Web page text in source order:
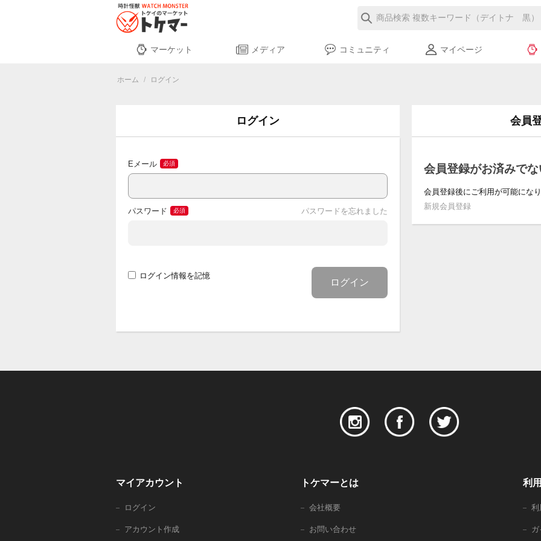
マーケット メディア コミュニティ マイページ
ホーム / ログイン
ログイン
Eメール
パスワード パスワードを忘れました
ログイン
ログイン情報を記憶
会員
会員登録がお済みで
会員登録後にご利用が可能になり
新規会員登録
マイアカウント
ログイン
アカウント作成
トケマーとは
会社概要
お問い合わせ
利
利